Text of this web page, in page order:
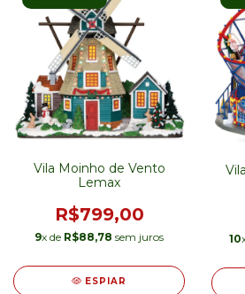
Vila Moinho de Vento
Lemax
R$799,00
9x de R$88,78 sem juros
ESPIAR
10